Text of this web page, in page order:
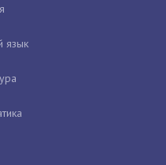
язык